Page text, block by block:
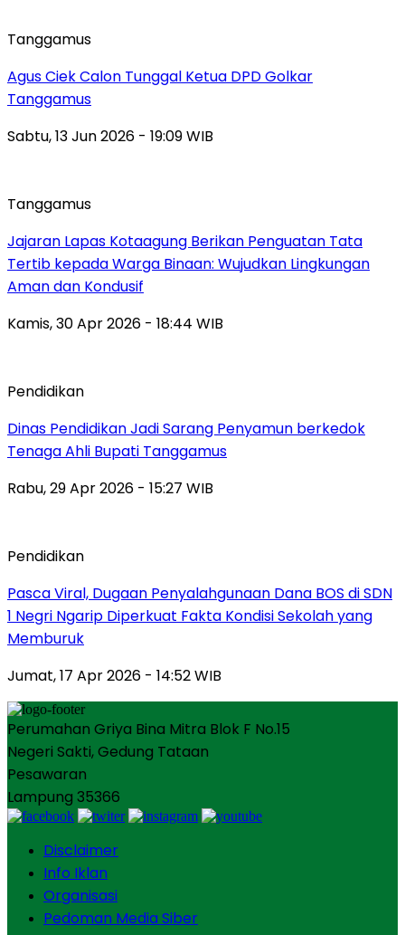
Tanggamus
Agus Ciek Calon Tunggal Ketua DPD Golkar
Tanggamus
Sabtu, 13 Jun 2026 - 19:09 WIB
Tanggamus
Jajaran Lapas Kotaagung Berikan Penguatan Tata
Tertib kepada Warga Binaan: Wujudkan Lingkungan
Aman dan Kondusif
Kamis, 30 Apr 2026 - 18:44 WIB
Pendidikan
Dinas Pendidikan Jadi Sarang Penyamun berkedok
Tenaga Ahli Bupati Tanggamus
Rabu, 29 Apr 2026 - 15:27 WIB
Pendidikan
Pasca Viral, Dugaan Penyalahgunaan Dana BOS di SDN
1 Negri Ngarip Diperkuat Fakta Kondisi Sekolah yang
Memburuk
Jumat, 17 Apr 2026 - 14:52 WIB
Perumahan Griya Bina Mitra Blok F No.15
Negeri Sakti, Gedung Tataan
Pesawaran
Lampung 35366
Disclaimer
Info Iklan
Organisasi
Pedoman Media Siber